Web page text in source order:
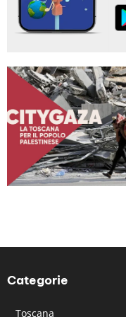
Categorie
Toscana